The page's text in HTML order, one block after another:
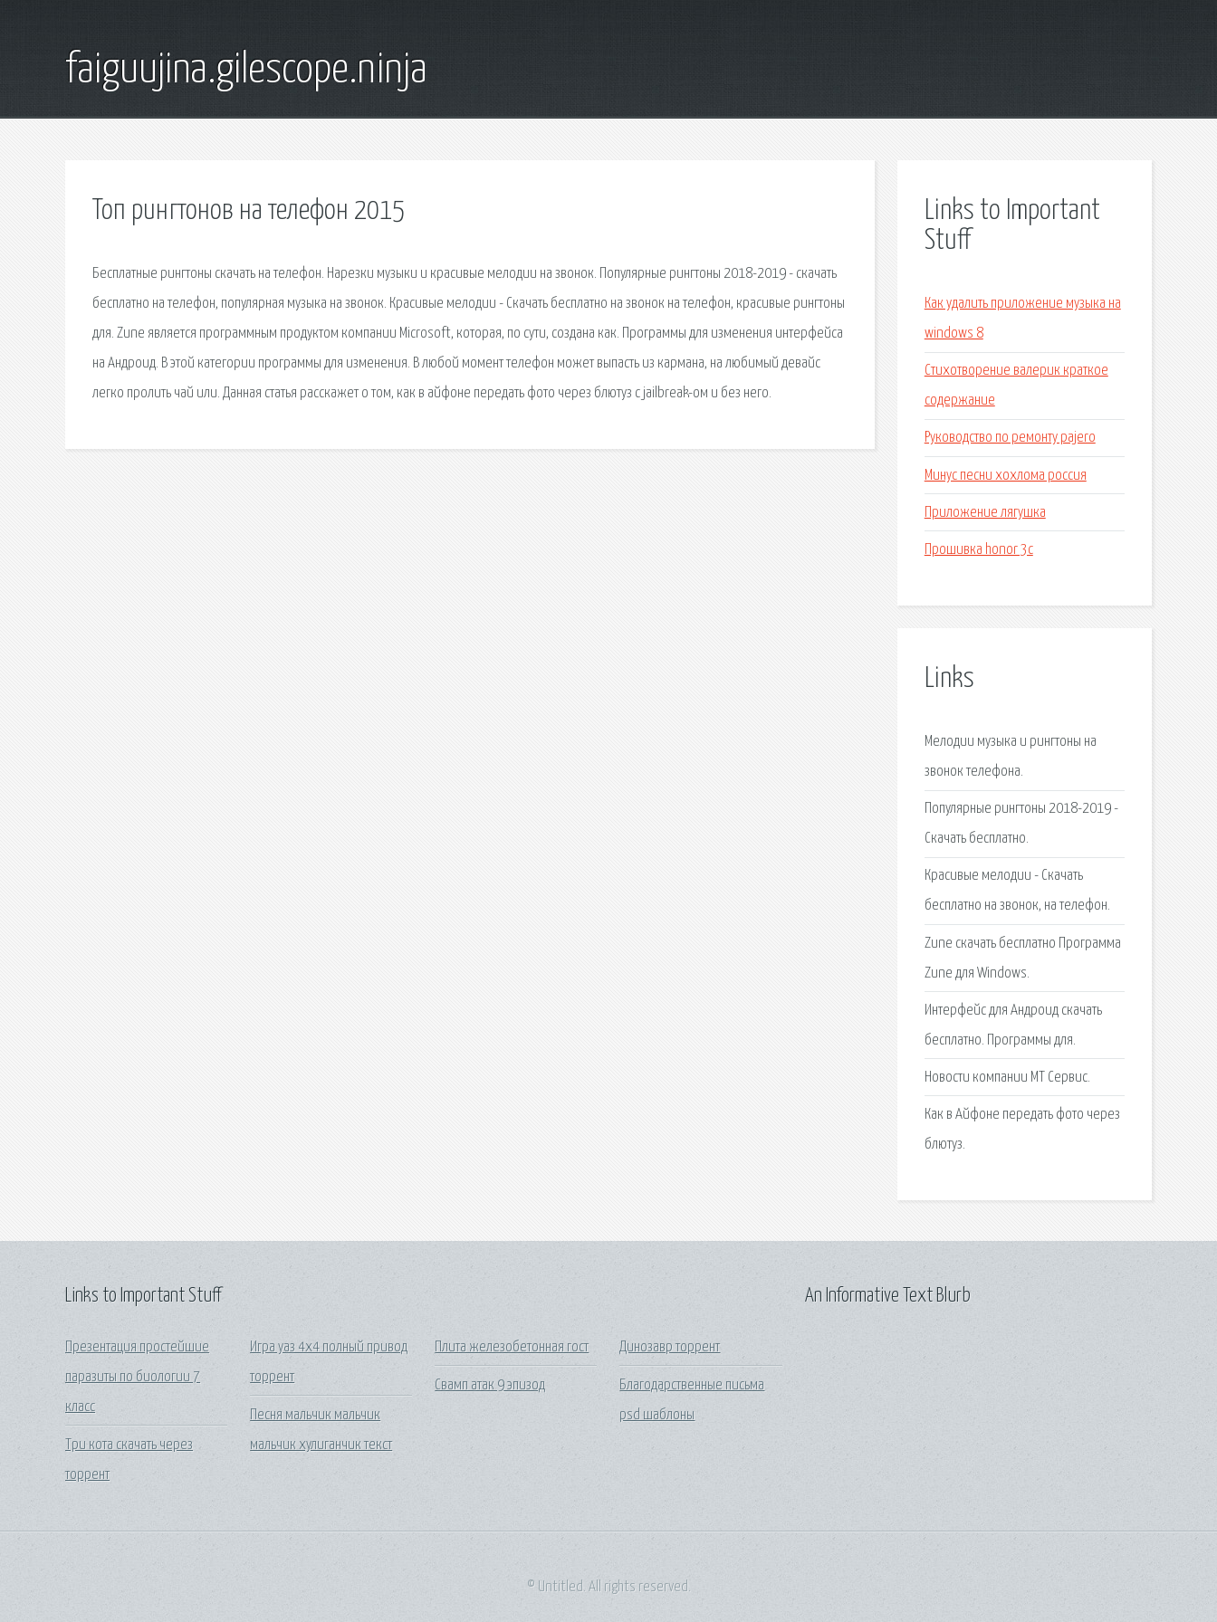
faiguujina.gilescope.ninja
Топ рингтонов на телефон 2015
Бесплатные рингтоны скачать на телефон. Нарезки музыки и красивые мелодии на звонок. Популярные рингтоны 2018-2019 - скачать
бесплатно на телефон, популярная музыка на звонок. Красивые мелодии - Скачать бесплатно на звонок на телефон, красивые рингтоны
для. Zune является программным продуктом компании Microsoft, которая, по сути, создана как. Программы для изменения интерфейса
на Андроид. В этой категории программы для изменения. В любой момент телефон может выпасть из кармана, на любимый девайс
легко пролить чай или. Данная статья расскажет о том, как в айфоне передать фото через блютуз с jailbreak-ом и без него.
Links to Important
Stuff
Как удалить приложение музыка на
windows 8
Стихотворение валерик краткое
содержание
Руководство по ремонту pajero
Минус песни хохлома россия
Приложение лягушка
Прошивка honor 3c
Links
Мелодии музыка и рингтоны на
звонок телефона.
Популярные рингтоны 2018-2019 -
Скачать бесплатно.
Красивые мелодии - Скачать
бесплатно на звонок, на телефон.
Zune скачать бесплатно Программа
Zune для Windows.
Интерфейс для Андроид скачать
бесплатно. Программы для.
Новости компании МТ Сервис.
Как в Айфоне передать фото через
блютуз.
Links to Important Stuff
Презентация простейшие
паразиты по биологии 7
класс
Три кота скачать через
торрент
Игра уаз 4х4 полный привод
торрент
Песня мальчик мальчик
мальчик хулиганчик текст
Плита железобетонная гост
Свамп атак 9 эпизод
Динозавр торрент
Благодарственные письма
psd шаблоны
An Informative Text Blurb
© Untitled. All rights reserved.